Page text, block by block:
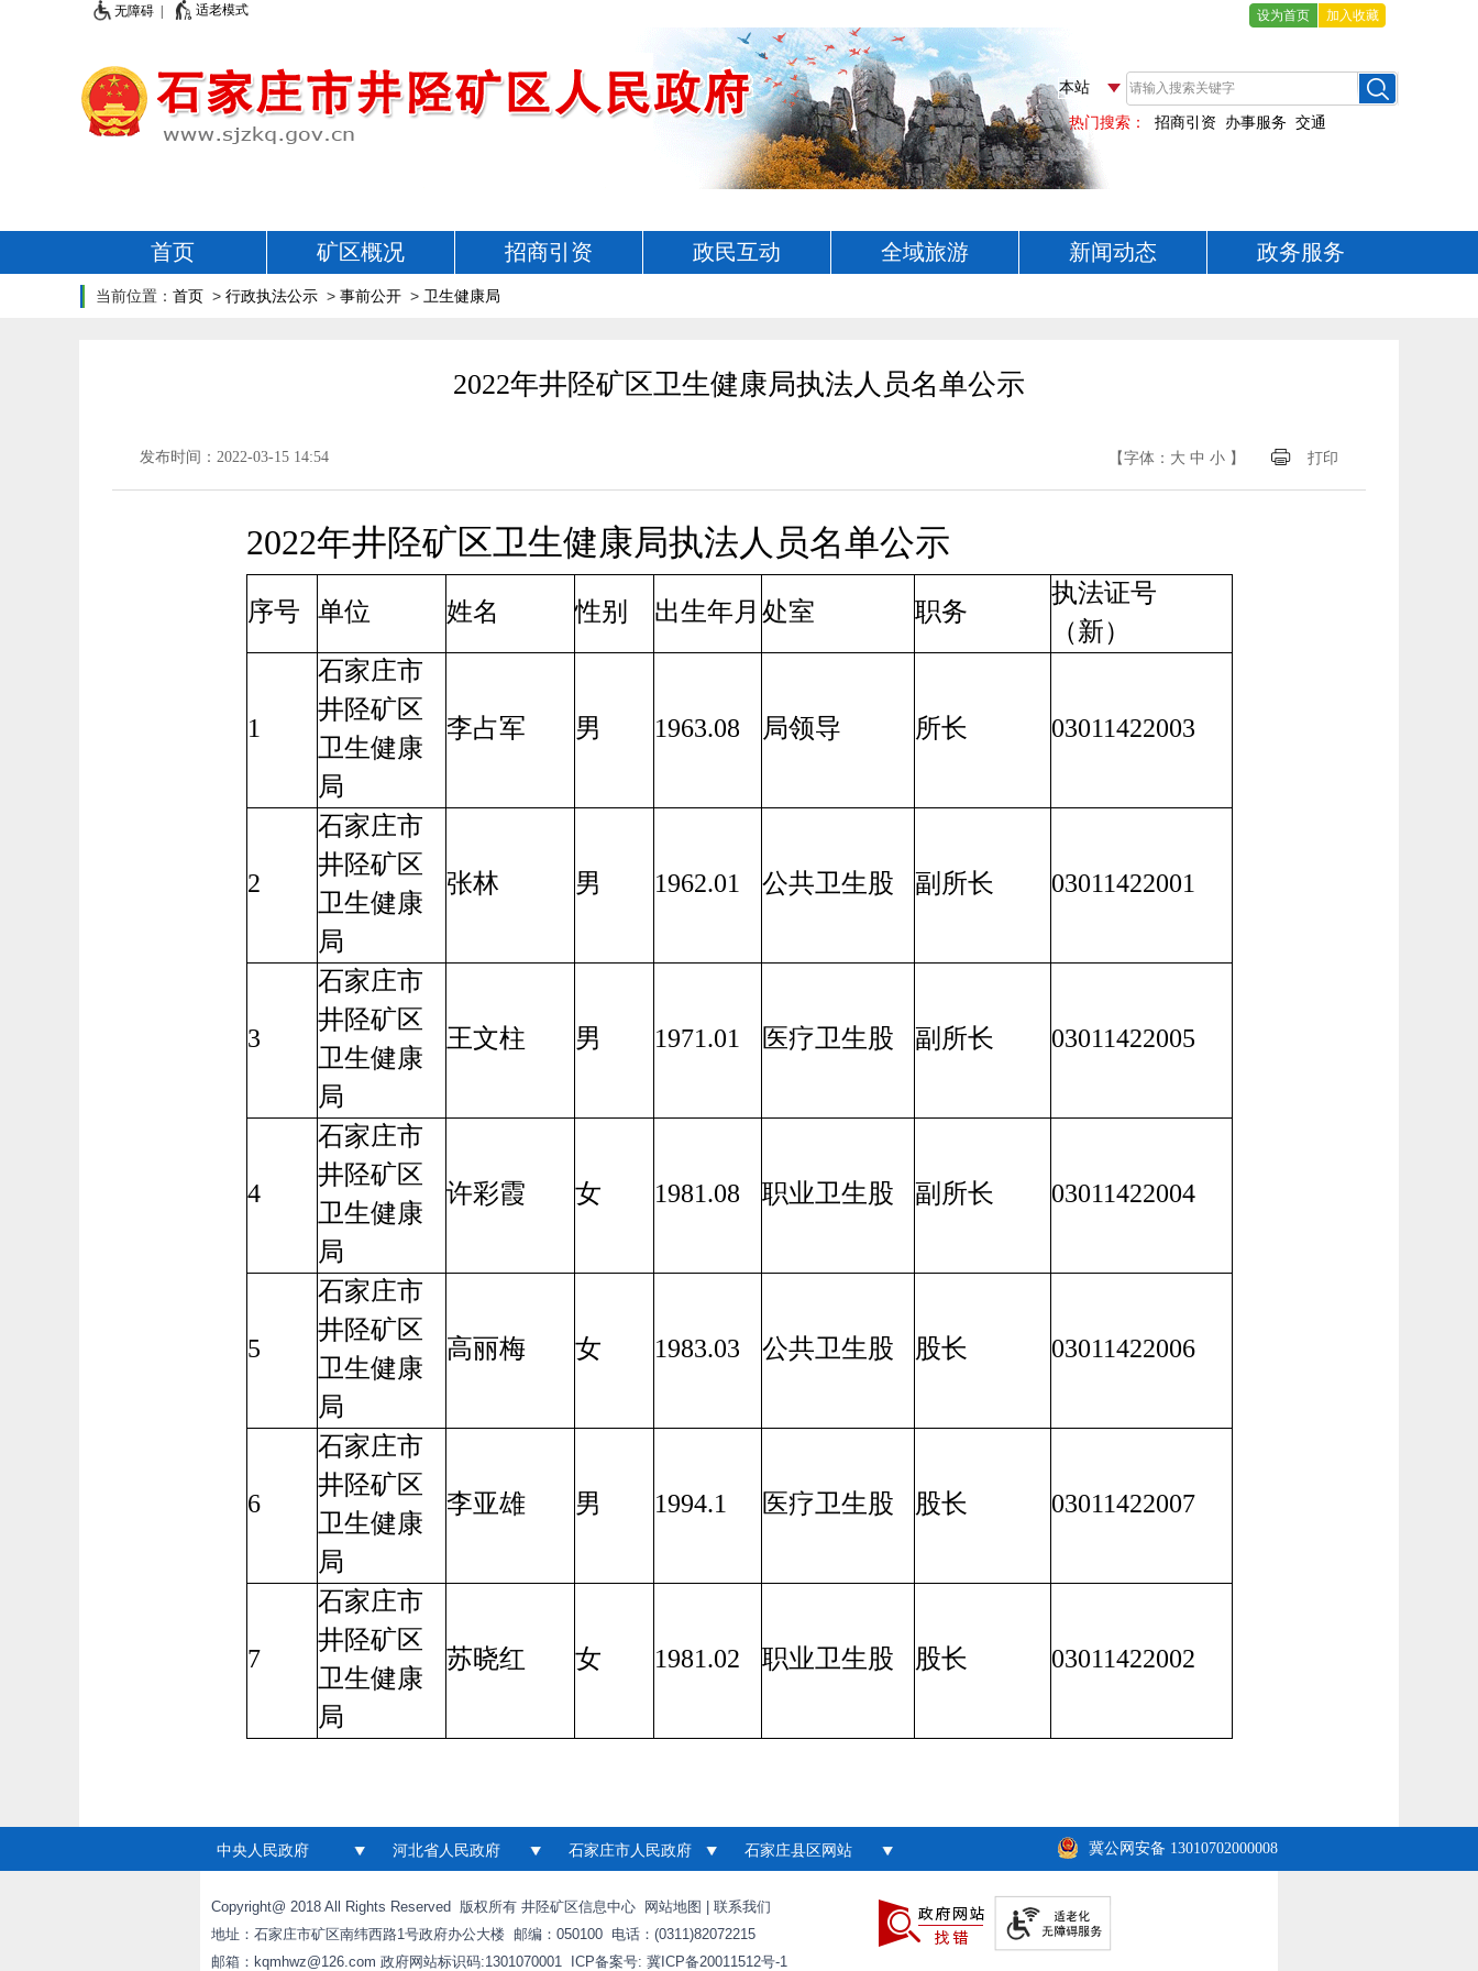
无障碍 | 适老模式 设为首页 加入收藏
首页 矿区概况 招商引资 政民互动 全域旅游 新闻动态 政务服务
当前位置： 首页 > 行政执法公示 > 事前公开 > 卫生健康局
2022年井陉矿区卫生健康局执法人员名单公示
发布时间：2022-03-15 14:54 【字体： 大 中 小 】 打印
2022年井陉矿区卫生健康局执法人员名单公示
序号 单位 姓名 性别 出生年月 处室 职务
执法证号
（新）
1
石家庄市
井陉矿区
卫生健康
局
李占军 男 1963.08 局领导 所长 03011422003
2
石家庄市
井陉矿区
卫生健康
局
张林 男 1962.01 公共卫生股 副所长 03011422001
3
石家庄市
井陉矿区
卫生健康
局
王文柱 男 1971.01 医疗卫生股 副所长 03011422005
4
石家庄市
井陉矿区
卫生健康
局
许彩霞 女 1981.08 职业卫生股 副所长 03011422004
5
石家庄市
井陉矿区
卫生健康
局
高丽梅 女 1983.03 公共卫生股 股长 03011422006
6
石家庄市
井陉矿区
卫生健康
局
李亚雄 男 1994.1 医疗卫生股 股长 03011422007
7
石家庄市
井陉矿区
卫生健康
局
苏晓红 女 1981.02 职业卫生股 股长 03011422002